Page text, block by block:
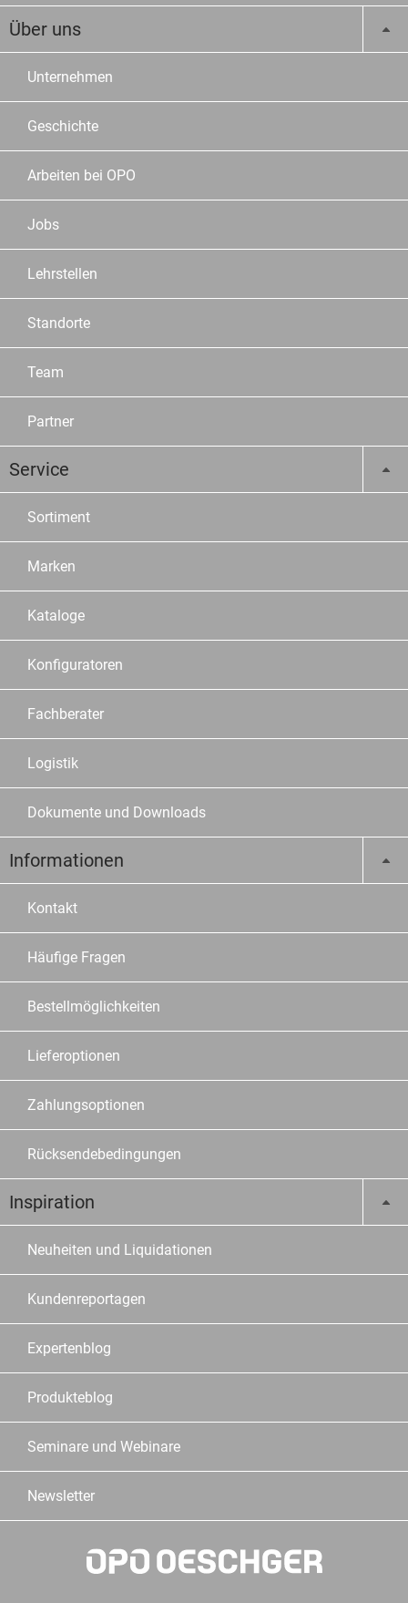
Über uns
Unternehmen
Geschichte
Arbeiten bei OPO
Jobs
Lehrstellen
Standorte
Team
Partner
Service
Sortiment
Marken
Kataloge
Konfiguratoren
Fachberater
Logistik
Dokumente und Downloads
Informationen
Kontakt
Häufige Fragen
Bestellmöglichkeiten
Lieferoptionen
Zahlungsoptionen
Rücksendebedingungen
Inspiration
Neuheiten und Liquidationen
Kundenreportagen
Expertenblog
Produkteblog
Seminare und Webinare
Newsletter